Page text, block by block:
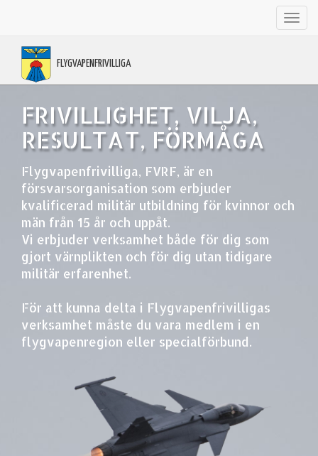
FLYGVAPENFRIVILLIGA
FRIVILLIGHET, VILJA,
RESULTAT, FÖRMÅGA
Flygvapenfrivilliga, FVRF, är en
försvarsorganisation som erbjuder
kvalificerad militär utbildning för kvinnor och
män från 15 år och uppåt.
Vi erbjuder verksamhet både för dig som
gjort värnplikten och för dig utan tidigare
militär erfarenhet.
För att kunna delta i Flygvapenfrivilligas
verksamhet måste du vara medlem i en
flygvapenregion eller specialförbund.